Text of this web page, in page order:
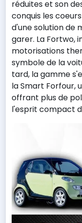
réduites et son
conquis les
d'une solution de
garer. La Fortwo,
motorisations
symbole de la
tard, la gamme
la Smart Forfour,
offrant plus de
l'esprit compact